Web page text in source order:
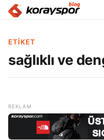
ETIKET
sağlıklı ve